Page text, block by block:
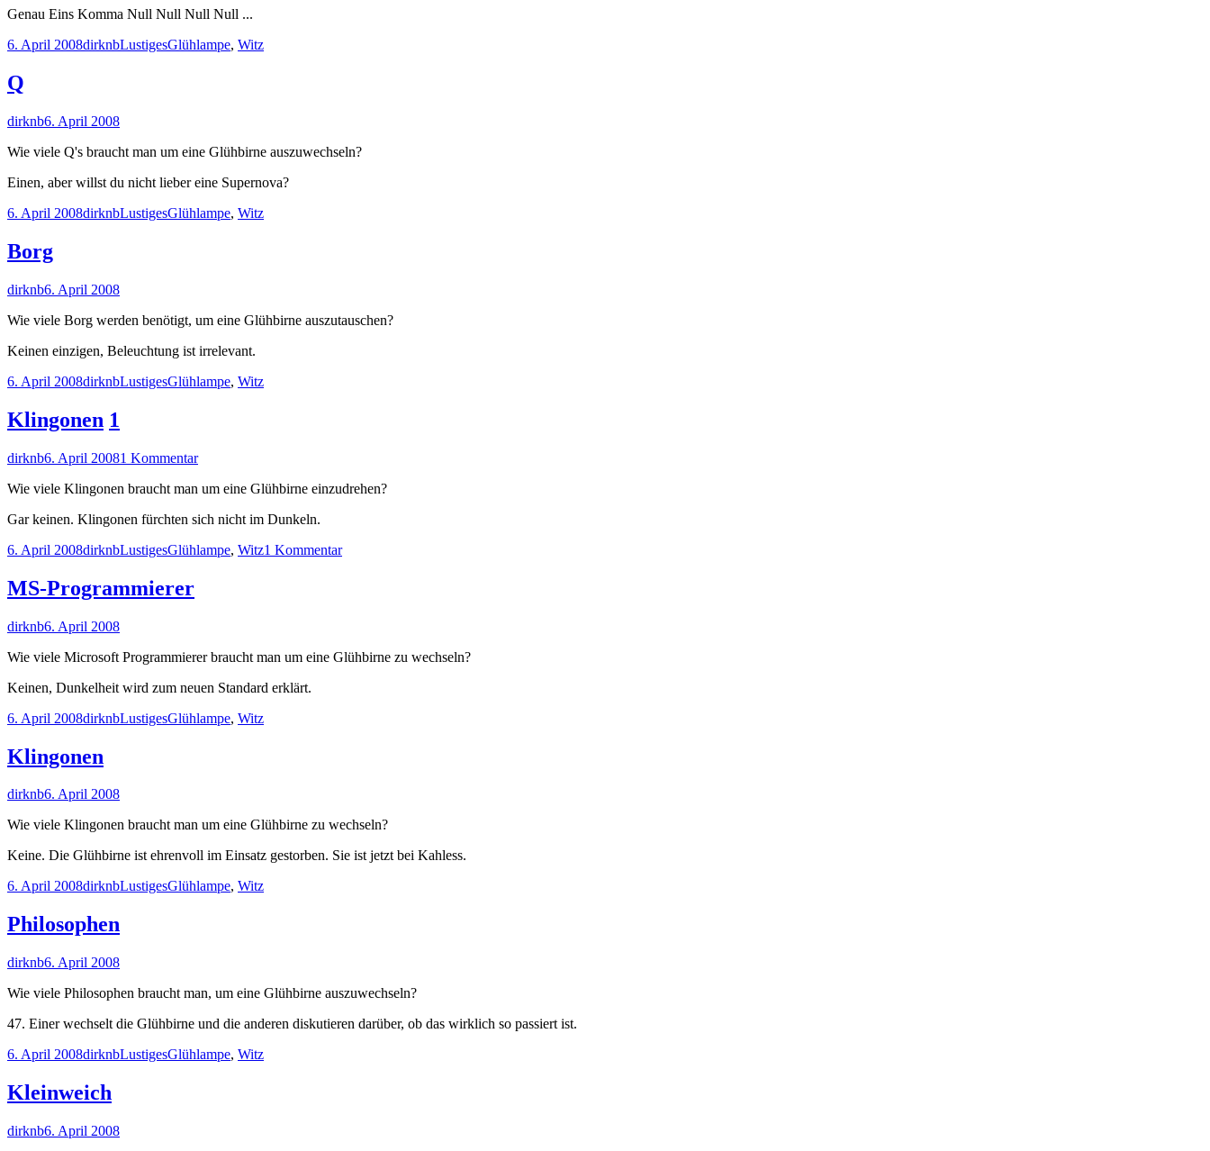
Genau Eins Komma Null Null Null Null ...
Veröffentlicht
6. April 2008Autor
dirknbKategorien
LustigesSchlagwörter
Glühlampe, Witz
Q
Autor
dirknbVeröffentlicht
6. April 2008
Wie viele Q's braucht man um eine Glühbirne auszuwechseln?
Einen, aber willst du nicht lieber eine Supernova?
Veröffentlicht
6. April 2008Autor
dirknbKategorien
LustigesSchlagwörter
Glühlampe, Witz
Borg
Autor
dirknbVeröffentlicht
6. April 2008
Wie viele Borg werden benötigt, um eine Glühbirne auszutauschen?
Keinen einzigen, Beleuchtung ist irrelevant.
Veröffentlicht
6. April 2008Autor
dirknbKategorien
LustigesSchlagwörter
Glühlampe, Witz
Klingonen 1
Autor
dirknbVeröffentlicht
6. April 20081 Kommentarzu
Wie viele Klingonen braucht man um eine Glühbirne einzudrehen?
Gar keinen. Klingonen fürchten sich nicht im Dunkeln.
Veröffentlicht
6. April 2008Autor
dirknbKategorien
LustigesSchlagwörter
Glühlampe, Witz1 Kommentarzu
MS-Programmierer
Autor
dirknbVeröffentlicht
6. April 2008
Wie viele Microsoft Programmierer braucht man um eine Glühbirne zu wechseln?
Keinen, Dunkelheit wird zum neuen Standard erklärt.
Veröffentlicht
6. April 2008Autor
dirknbKategorien
LustigesSchlagwörter
Glühlampe, Witz
Klingonen
Autor
dirknbVeröffentlicht
6. April 2008
Wie viele Klingonen braucht man um eine Glühbirne zu wechseln?
Keine. Die Glühbirne ist ehrenvoll im Einsatz gestorben. Sie ist jetzt bei Kahless.
Veröffentlicht
6. April 2008Autor
dirknbKategorien
LustigesSchlagwörter
Glühlampe, Witz
Philosophen
Autor
dirknbVeröffentlicht
6. April 2008
Wie viele Philosophen braucht man, um eine Glühbirne auszuwechseln?
47. Einer wechselt die Glühbirne und die anderen diskutieren darüber, ob das wirklich so passiert ist.
Veröffentlicht
6. April 2008Autor
dirknbKategorien
LustigesSchlagwörter
Glühlampe, Witz
Kleinweich
Autor
dirknbVeröffentlicht
6. April 2008